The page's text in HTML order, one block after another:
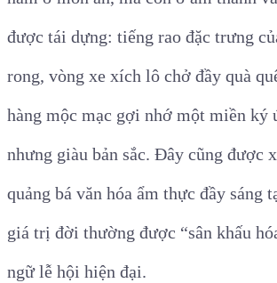
được tái dựng: tiếng rao đặc trưng
rong, vòng xe xích lô chở đầy quà
hàng mộc mạc gợi nhớ một miền ký
nhưng giàu bản sắc. Đây cũng được
quảng bá văn hóa ẩm thực đầy sáng
giá trị đời thường được “sân khấu
ngữ lễ hội hiện đại.